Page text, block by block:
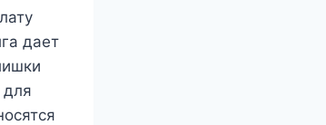
дает
для